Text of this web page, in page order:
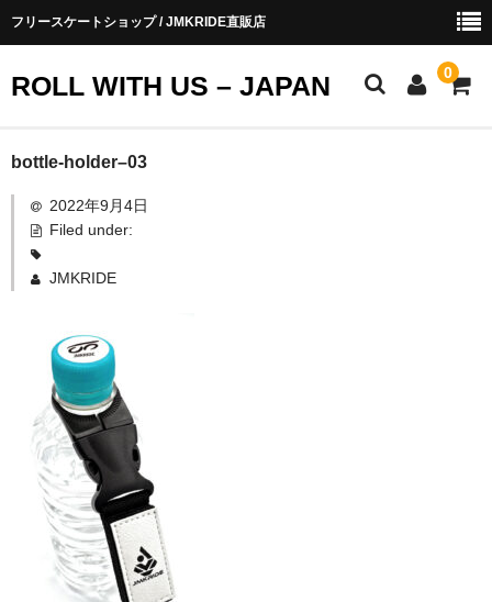
フリースケートショップ / JMKRIDE直販店
ROLL WITH US – JAPAN 0
お知らせ
ショップ会員
お買い物ガイド
お問い合わせ
bottle-holder–03
2022年9月4日
Filed under:
JMKRIDE